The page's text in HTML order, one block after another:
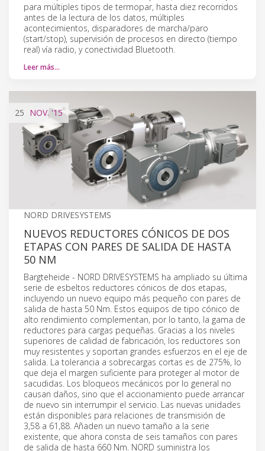
para múltiples tipos de termopar, hasta diez recorridos
antes de la lectura de los datos, múltiples
acontecimientos, disparadores de marcha/paro
(start/stop), supervisión de procesos en directo (tiempo
real) vía radio, y conectividad Bluetooth.
Leer más…
25 NOV. '15
NORD DRIVESYSTEMS
NUEVOS REDUCTORES CÓNICOS DE DOS
ETAPAS CON PARES DE SALIDA DE HASTA
50 NM
Bargteheide - NORD DRIVESYSTEMS ha ampliado su última
serie de esbeltos reductores cónicos de dos etapas,
incluyendo un nuevo equipo más pequeño con pares de
salida de hasta 50 Nm. Estos equipos de tipo cónico de
alto rendimiento complementan, por lo tanto, la gama de
reductores para cargas pequeñas. Gracias a los niveles
superiores de calidad de fabricación, los reductores son
muy resistentes y soportan grandes esfuerzos en el eje de
salida. La tolerancia a sobrecargas cortas es de 275%, lo
que deja el margen suficiente para proteger al motor de
sacudidas. Los bloqueos mecánicos por lo general no
causan daños, sino que el accionamiento puede arrancar
de nuevo sin interrumpir el servicio. Las nuevas unidades
están disponibles para relaciones de transmisión de
3,58 a 61,88. Añaden un nuevo tamaño a la serie
existente, que ahora consta de seis tamaños con pares
de salida de hasta 660 Nm. NORD suministra los